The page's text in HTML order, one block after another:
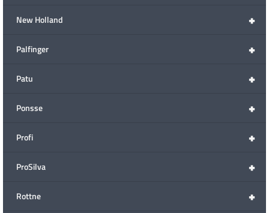
+
New Holland
+
Palfinger
+
Patu
+
Ponsse
+
Profi
+
ProSilva
+
Rottne